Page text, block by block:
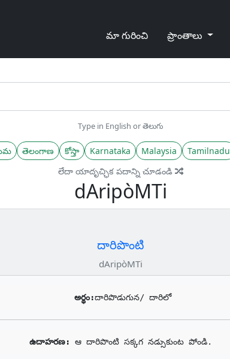
మా గురించి ప్రాంతాలు
Type in English or తెలుగు
తెలంగాణ కోస్తా Karnataka Malaysia Tamilnadu
లేదా యాదృచ్ఛిక పదాన్ని చూడండి
dAripòMTi
దారిపొంటి
dAripòMTi
అర్థం:దారిపొడుగున/ దారిలో
ఉదాహరణ: ఆ దారిపొంటి సక్కగ నడ్సుకుంట పోండి.